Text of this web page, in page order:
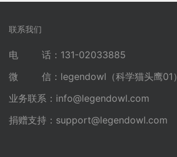
联系我们
电 话：131-02033885
微 信：legendowl（科学猫头鹰01）
业务联系： info@legendowl.com
捐赠支持： support@legendowl.com